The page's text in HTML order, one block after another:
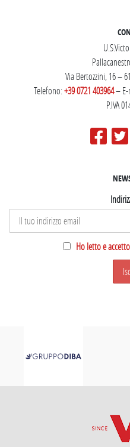
Via Bertozzini, 16 –
Telefono:+39 0721 403964– E-
P.IVA
Ho letto e